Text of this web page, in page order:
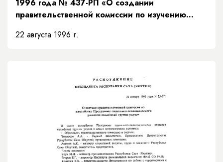
1996 года № 437-РП «О создании
правительственной комиссии по изучению
22 августа 1996 г.